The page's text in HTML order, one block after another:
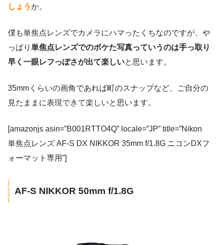
しょうか。
僕も単焦点レンズでカメラにハマったくちなのですが、や
っぱり 単焦点レンズでのボケた写真っていうのは手っ取り
早く一眼レフっぽさが出て楽しいと思います。
35mmくらいの画角であれば町のスナップなど、ご自分の
見たままに表現できて楽しいと思います。
[amazonjs asin=”B001RTTO4Q” locale=”JP” title=”Nikon
単焦点レンズ AF-S DX NIKKOR 35mm f/1.8G ニコンDXフ
ォーマット専用”]
AF-S NIKKOR 50mm f/1.8G